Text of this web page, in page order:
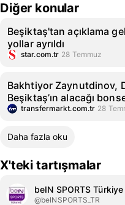
Diğer konular
Beşiktaş'tan açıklama
yollar ayrıldı
star.com.tr 28 Temmuz
Bakhtiyor Zaynutdinov,
Beşiktaş’ın alacağı
transfermarkt.com.tr 28
Daha fazla oku
X'teki tartışmalar
beIN SPORTS Türkiye
@beINSPORTS_TR